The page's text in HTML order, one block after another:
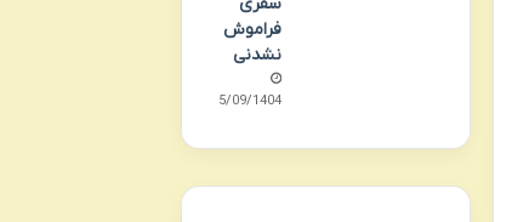
فراموش
نشدنی
05/09/1404